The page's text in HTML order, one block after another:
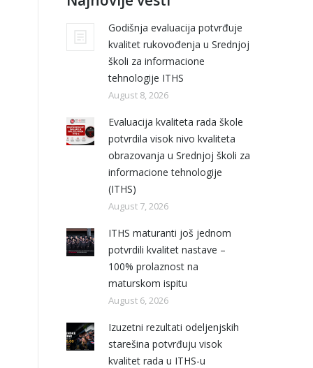
Godišnja evaluacija potvrđuje
kvalitet rukovođenja u Srednjoj
školi za informacione
tehnologije ITHS
August 8, 2026
Evaluacija kvaliteta rada škole
potvrdila visok nivo kvaliteta
obrazovanja u Srednjoj školi za
informacione tehnologije
(ITHS)
August 7, 2026
ITHS maturanti još jednom
potvrdili kvalitet nastave –
100% prolaznost na
maturskom ispitu
August 6, 2026
Izuzetni rezultati odeljenjskih
starešina potvrđuju visok
kvalitet rada u ITHS-u